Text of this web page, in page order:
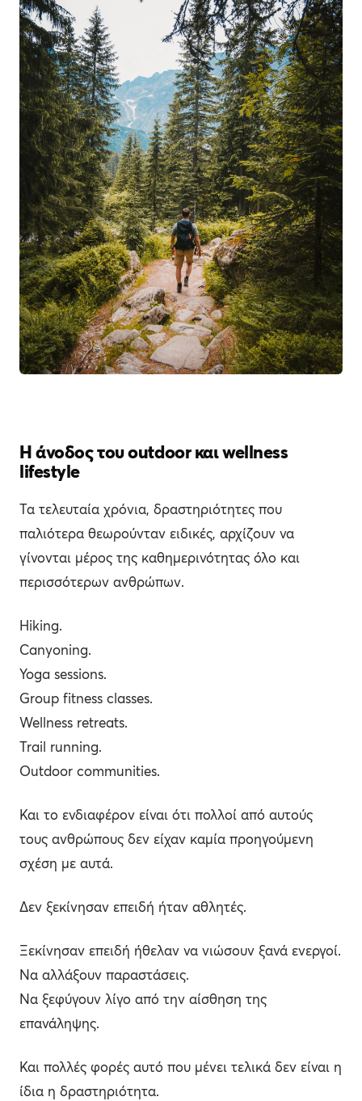
Η άνοδος του outdoor και wellness
lifestyle
Τα τελευταία χρόνια, δραστηριότητες που
παλιότερα θεωρούνταν ειδικές, αρχίζουν να
γίνονται μέρος της καθημερινότητας όλο και
περισσότερων ανθρώπων.
Hiking.
Canyoning.
Yoga sessions.
Group fitness classes.
Wellness retreats.
Trail running.
Outdoor communities.
Και το ενδιαφέρον είναι ότι πολλοί από αυτούς
τους ανθρώπους δεν είχαν καμία προηγούμενη
σχέση με αυτά.
Δεν ξεκίνησαν επειδή ήταν αθλητές.
Ξεκίνησαν επειδή ήθελαν να νιώσουν ξανά ενεργοί.
Να αλλάξουν παραστάσεις.
Να ξεφύγουν λίγο από την αίσθηση της
επανάληψης.
Και πολλές φορές αυτό που μένει τελικά δεν είναι η
ίδια η δραστηριότητα.